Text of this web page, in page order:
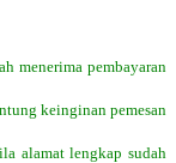
menerima pembayaran
keinginan pemesan
alamat lengkap sudah